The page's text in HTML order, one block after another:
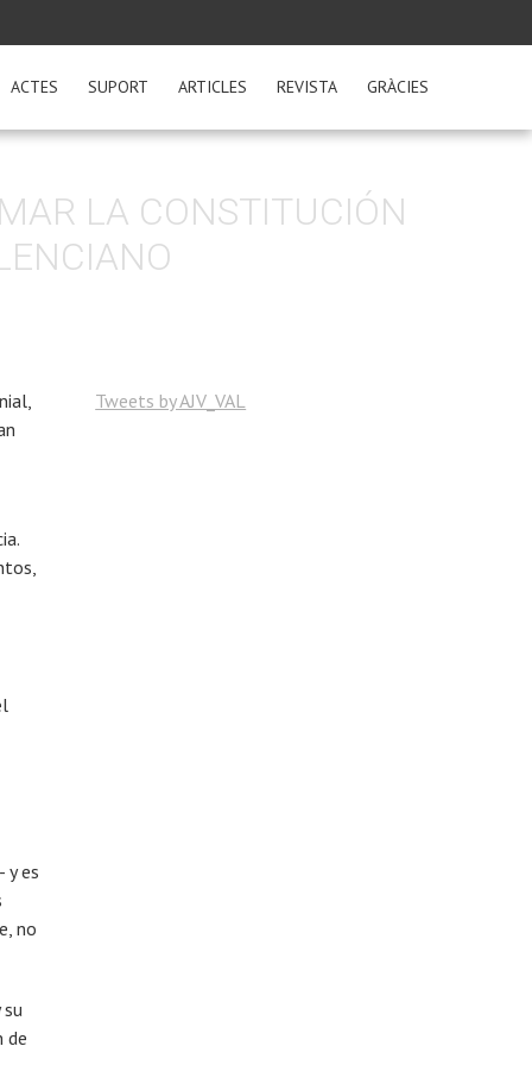
ACTES SUPORT ARTICLES REVISTA GRÀCIES
LA CONSTITUCIÓN
y es
no
de
Tweets by AJV_VAL